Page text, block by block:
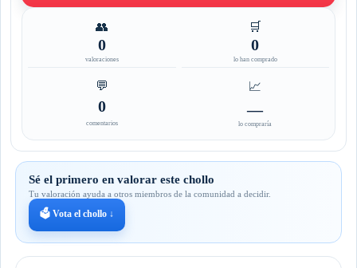
👥
0
valoraciones
🛒
0
lo han comprado
💬
0
comentarios
📈
—
lo compraría
Sé el primero en valorar este chollo
Tu valoración ayuda a otros miembros de la comunidad a decidir.
🗳️ Vota el chollo ↓